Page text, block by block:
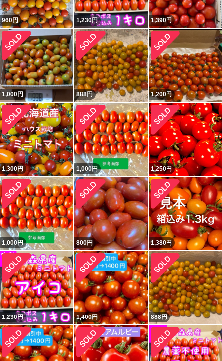
960円 1,230円 1,390円
1,000円 888円 1,200円
1,300円 1,000円 1,250円
1,000円 800円 1,380円
1,230円 1,400円 888円